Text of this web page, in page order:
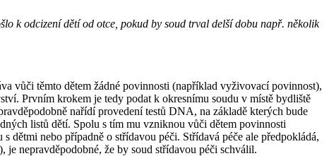
k odcizení dětí od otce, pokud by soud trval delší dobu např. několik
vůči těmto dětem žádné povinnosti (například vyživovací povinnost),
Prvním krokem je tedy podat k okresnímu soudu v místě bydliště
nařídí provedení testů DNA, na základě kterých bude
listů dětí. Spolu s tím mu vzniknou vůči dětem povinnosti
dětmi nebo případně o střídavou péči. Střídavá péče ale předpokládá,
nepravděpodobné, že by soud střídavou péči schválil.